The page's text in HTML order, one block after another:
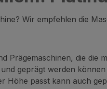
Wir empfehlen die
Prägemaschinen, die
geprägt werden
Höhe passt kann auch